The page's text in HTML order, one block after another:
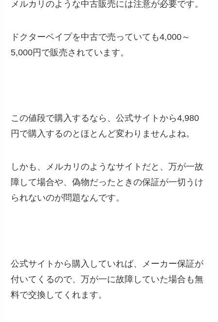
メルカリのような中古販売には注意が必要です。
ドクターベイプを中古で売っていても4,000～
5,000円で販売されています。
この値段で購入するなら、公式サイトから4,980
円で購入するのとほとんど変わりませんよね。
しかも、メルカリのようなサイトだと、万が一故
障して場合や、偽物だったときの保証が一切うけ
られないのが問題なんです。
公式サイトから購入していれば、メーカー保証が
付いてくるので、万が一に故障していた場合も無
料で交換してくれます。